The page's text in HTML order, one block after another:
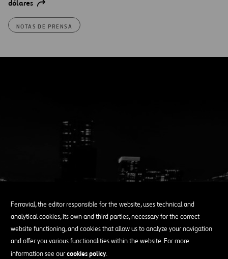
Ferrovial, the editor responsible for the website, uses technical and
analytical cookies, its own and third parties, necessary for the correct
website functioning, and cookies that allow us to analyze your navigation
and offer you various functionalities within the website. For more
information see ourcookies policy.
dólares
NOTAS DE PRENSA
Enduring Growth